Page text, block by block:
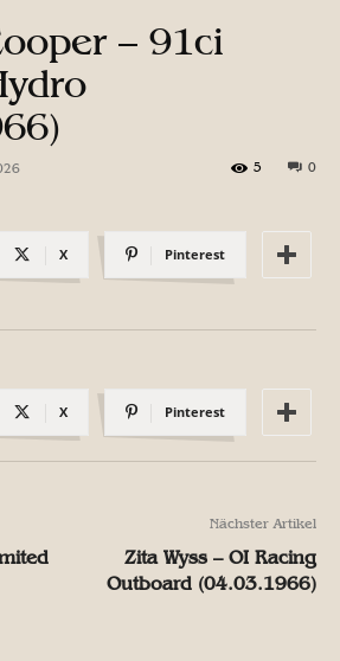
– 91ci
0
5
X Pinterest
X Pinterest
Nächster Artikel
Zita Wyss – OI Racing
Outboard (04.03.1966)